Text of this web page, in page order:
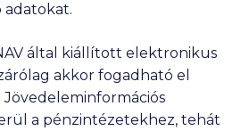
adatokat.
által kiállított elektronikus
akkor fogadható el
Jövedeleminformációs
a pénzintézetekhez, tehát